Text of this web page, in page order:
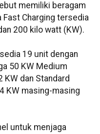
memiliki beragam
Fast Charging tersedia
200 kilo watt (KW).
19 unit dengan
50 KW Medium
KW dan Standard
KW masing-masing
untuk menjaga